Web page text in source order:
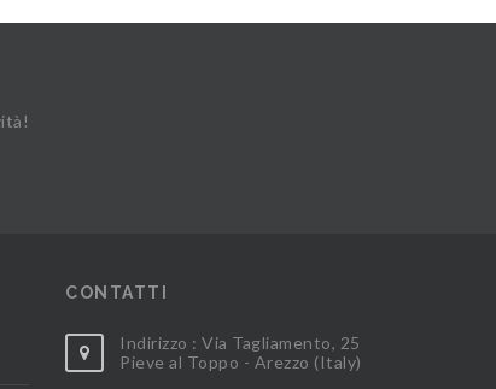
CONTATTI
Indirizzo : Via Tagliamento, 25
Pieve al Toppo - Arezzo (Italy)